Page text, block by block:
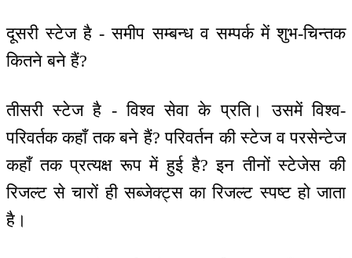
दूसरी स्टेज है - समीप सम्बन्ध व सम्पर्क में शुभ-चिन्तक
कितने बने हैं?
तीसरी स्टेज है - विश्व सेवा के प्रति। उसमें विश्व-
परिवर्तक कहाँ तक बने हैं? परिवर्तन की स्टेज व परसेन्टेज
कहाँ तक प्रत्यक्ष रूप में हुई है? इन तीनों स्टेजेस की
रिजल्ट से चारों ही सब्जेक्ट्स का रिजल्ट स्पष्ट हो जाता
है।